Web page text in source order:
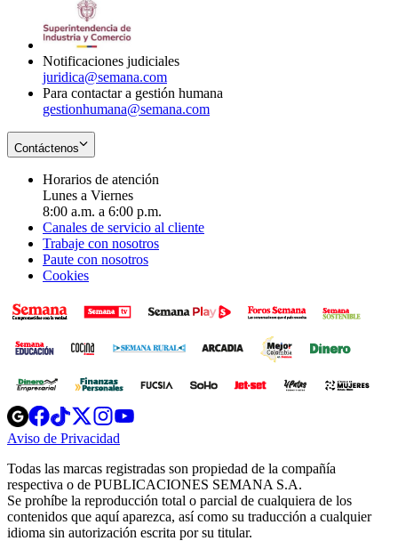
Notificaciones judiciales
juridica@semana.com
Para contactar a gestión humana
gestionhumana@semana.com
Contáctenos
Horarios de atención
Lunes a Viernes
8:00 a.m. a 6:00 p.m.
Canales de servicio al cliente
Trabaje con nosotros
Paute con nosotros
Cookies
Opens
in
new
Opens
in
new
Opens
in
new
window
Opens
new
windowwindow
Aviso de Privacidad
new
window
Todas las marcas registradas son propiedad de la compañía
respectiva o de PUBLICACIONES SEMANA S.A.
Se prohíbe la reproducción total o parcial de cualquiera de los
contenidos que aquí aparezca, así como su traducción a cualquier
idioma sin autorización escrita por su titular.